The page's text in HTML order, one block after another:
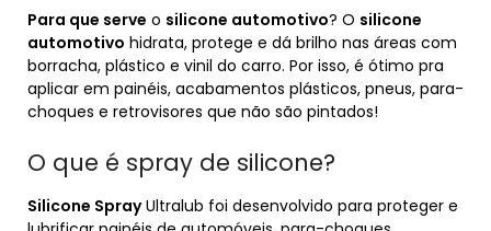
Para que serve o silicone automotivo? O silicone
automotivo hidrata, protege e dá brilho nas áreas com
borracha, plástico e vinil do carro. Por isso, é ótimo pra
aplicar em painéis, acabamentos plásticos, pneus, para-
choques e retrovisores que não são pintados!
O que é spray de silicone?
Silicone SprayUltralub foi desenvolvido para proteger e